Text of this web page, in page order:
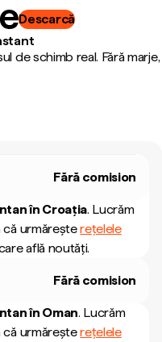
Descarcă
de schimb real. Fără marje,
Fără comision
în Croația. Lucrăm
că urmăreșterețelele
află noutăți.
Fără comision
în Oman. Lucrăm
că urmăreșterețelele